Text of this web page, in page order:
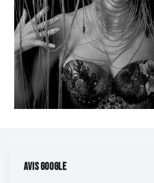
AVIS GOOGLE